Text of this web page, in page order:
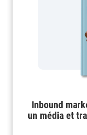
Inbound
un média et